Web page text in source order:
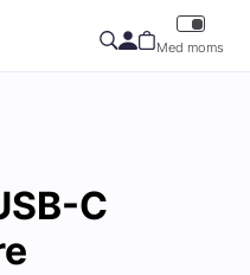
Med moms
C